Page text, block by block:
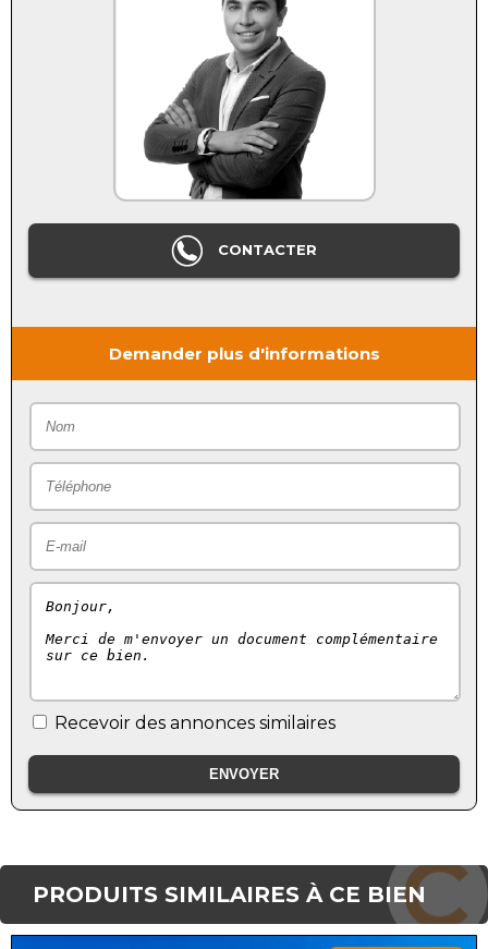
CONTACTER
Demander plus d'informations
Recevoir des annonces similaires
PRODUITS SIMILAIRES À CE BIEN